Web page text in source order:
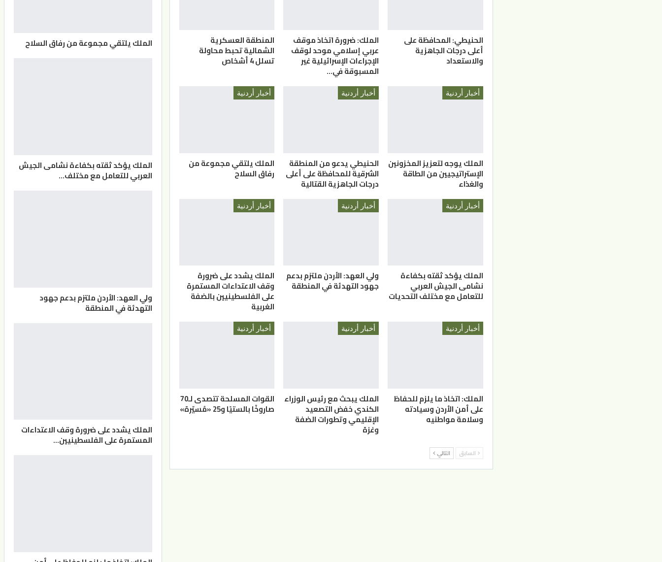
الحنيطي: المحافظة على
أعلى درجات الجاهزية
والاستعداد
الملك: ضرورة اتخاذ موقف
عربي إسلامي موحد لوقف
الإجراءات الإسرائيلية غير
المسبوقة في…
المنطقة العسكرية
الشمالية تحبط محاولة
تسلل 4 أشخاص
أخبار أردنية
الملك يوجه لتعزيز المخزونين
الإستراتيجيين من الطاقة
والغذاء
أخبار أردنية
الحنيطي يدعو من المنطقة
الشرقية للمحافظة على أعلى
درجات الجاهزية القتالية
أخبار أردنية
الملك يلتقي مجموعة من
رفاق السلاح
أخبار أردنية
الملك يؤكد ثقته بكفاءة
نشامى الجيش العربي
للتعامل مع مختلف التحديات
أخبار أردنية
ولي العهد: الأردن ملتزم بدعم
جهود التهدئة في المنطقة
أخبار أردنية
الملك يشدد على ضرورة
وقف الاعتداءات المستمرة
على الفلسطينيين بالضفة
الغربية
أخبار أردنية
الملك: اتخاذ ما يلزم للحفاظ
على أمن الأردن وسيادته
وسلامة مواطنيه
أخبار أردنية
الملك يبحث مع رئيس الوزراء
الكندي خفض التصعيد
الإقليمي وتطورات الضفة
وغزة
أخبار أردنية
القوات المسلحة تتصدى لـ70
صاروخًا بالستيًا و25 «مُسيّرة»
السابق التالي
الملك يلتقي مجموعة من رفاق السلاح
الملك يؤكد ثقته بكفاءة نشامى الجيش
العربي للتعامل مع مختلف…
ولي العهد: الأردن ملتزم بدعم جهود
التهدئة في المنطقة
الملك يشدد على ضرورة وقف الاعتداءات
المستمرة على الفلسطينيين…